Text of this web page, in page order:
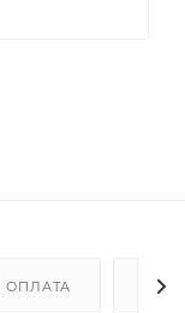
ОПЛАТА